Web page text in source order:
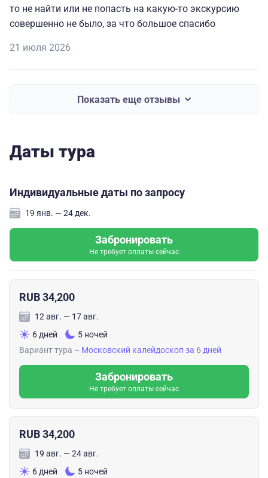
то не найти или не попасть на какую-то экскурсию
совершенно не было, за что большое спасибо
21 июля 2026
Показать еще отзывы
Даты тура
Индивидуальные даты по запросу
19 янв. — 24 дек.
Забронировать
Не требует оплаты сейчас
RUB 34,200
12 авг. — 17 авг.
6 дней
5 ночей
Вариант тура – Московский калейдоскоп за 6 дней
Забронировать
Не требует оплаты сейчас
RUB 34,200
19 авг. — 24 авг.
6 дней
5 ночей